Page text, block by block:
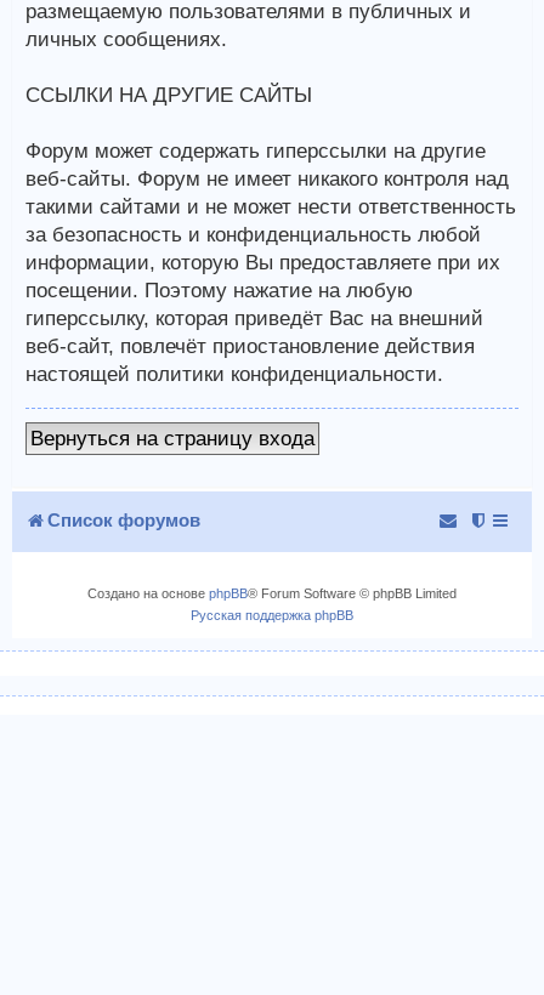
размещаемую пользователями в публичных и
личных сообщениях.
ССЫЛКИ НА ДРУГИЕ САЙТЫ
Форум может содержать гиперссылки на другие
веб-сайты. Форум не имеет никакого контроля над
такими сайтами и не может нести ответственность
за безопасность и конфиденциальность любой
информации, которую Вы предоставляете при их
посещении. Поэтому нажатие на любую
гиперссылку, которая приведёт Вас на внешний
веб-сайт, повлечёт приостановление действия
настоящей политики конфиденциальности.
Вернуться на страницу входа
Список форумов
Создано на основе phpBB® Forum Software © phpBB Limited
Русская поддержка phpBB